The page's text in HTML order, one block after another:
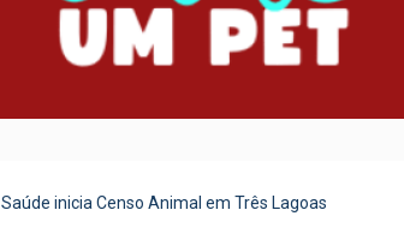
Saúde inicia Censo Animal em Três Lagoas